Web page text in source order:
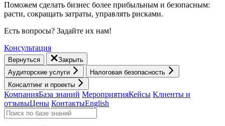
Поможем сделать бизнес более прибыльным и безопасным:
расти, cокращать затраты, управлять рисками.
Есть вопросы? Задайте их нам!
Консультация
Вернуться
Закрыть
Аудиторские услуги
Налоговая безопасность
Консалтинг и проекты
КомпанияБаза знаний МероприятияКейсы Клиенты и
отзывыЦены КонтактыEnglish